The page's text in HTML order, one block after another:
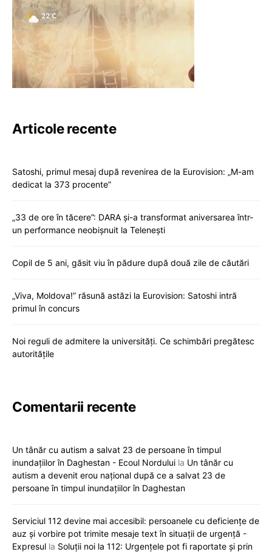
Articole recente
Satoshi, primul mesaj după revenirea de la Eurovision: „M-am
dedicat la 373 procente”
„33 de ore în tăcere”: DARA și-a transformat aniversarea într-
un performance neobișnuit la Telenești
Copil de 5 ani, găsit viu în pădure după două zile de căutări
„Viva, Moldova!” răsună astăzi la Eurovision: Satoshi intră
primul în concurs
Noi reguli de admitere la universități. Ce schimbări pregătesc
autoritățile
Comentarii recente
Un tânăr cu autism a salvat 23 de persoane în timpul
inundațiilor în Daghestan - Ecoul Nordului la Un tânăr cu
autism a devenit erou național după ce a salvat 23 de
persoane în timpul inundațiilor în Daghestan
Serviciul 112 devine mai accesibil: persoanele cu deficiențe de
auz și vorbire pot trimite mesaje text în situații de urgență -
Expresul la Soluții noi la 112: Urgențele pot fi raportate și prin